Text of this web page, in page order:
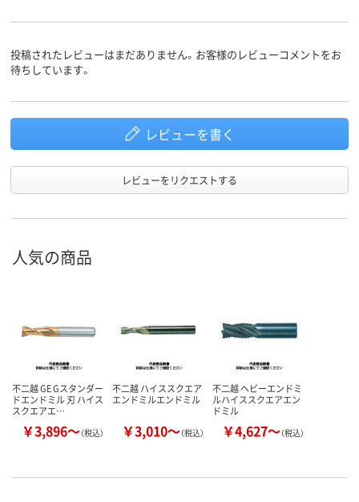
投稿されたレビューはまだありません。お客様のレビューコメントをお
待ちしています。
レビューを書く
レビューをリクエストする
人気の商品
不二越 GE Gスタンダー
ドエンドミル 刃 ハイス
スクエアエ…
￥3,896～（税込）
不二越 ハイススクエア
エンドミルエンドミル
￥3,010～（税込）
不二越 ヘビーエンドミ
ルハイススクエアエン
ドミル
￥4,627～（税込）